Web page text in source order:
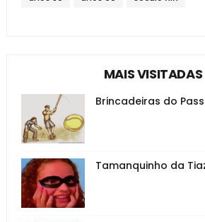
MAIS VISITADAS
Brincadeiras do
Tamanquinho da